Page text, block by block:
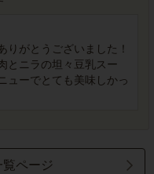
りがとうございました！
とニラの坦々豆乳スー
ューでとても美味しかっ
ページ